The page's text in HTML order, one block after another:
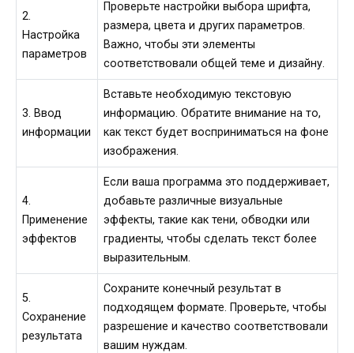
2.
Настройка
параметров
Проверьте настройки выбора шрифта,
размера, цвета и других параметров.
Важно, чтобы эти элементы
соответствовали общей теме и дизайну.
3. Ввод
информации
Вставьте необходимую текстовую
информацию. Обратите внимание на то,
как текст будет восприниматься на фоне
изображения.
4.
Применение
эффектов
Если ваша программа это поддерживает,
добавьте различные визуальные
эффекты, такие как тени, обводки или
градиенты, чтобы сделать текст более
выразительным.
5.
Сохранение
результата
Сохраните конечный результат в
подходящем формате. Проверьте, чтобы
разрешение и качество соответствовали
вашим нуждам.